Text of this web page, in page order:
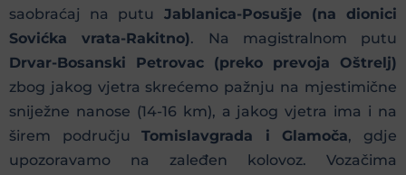
saobraćaj na putu Jablanica-Posušje (na dionici
Sovićka vrata-Rakitno). Na magistralnom putu
Drvar-Bosanski Petrovac (preko prevoja Oštrelj)
zbog jakog vjetra skrećemo pažnju na mjestimične
sniježne nanose (14-16 km), a jakog vjetra ima i na
širem područjuTomislavgrada i Glamoča, gdje
upozoravamo na zaleđen kolovoz. Vozačima